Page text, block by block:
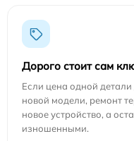
Дорого стоит сам
Если цена одной
новой модели, ремонт
новое устройство, а
изношенными.